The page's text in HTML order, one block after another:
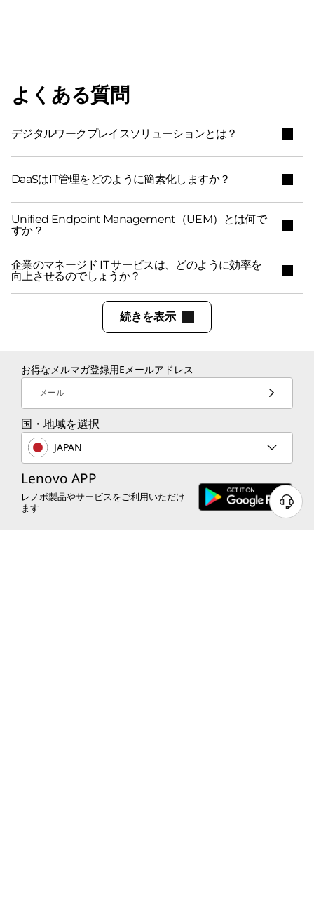
よくある質問
デジタルワークプレイスソリューションとは？
DaaSはIT管理をどのように簡素化しますか？
Unified Endpoint Management（UEM）とは何で
すか？
企業のマネージド IT サービスは、どのように効率を
向上させるのでしょうか？
続きを表示
お得なメルマガ登録用Eメールアドレス
メール
国・地域を選択
JAPAN
Lenovo APP
レノボ製品やサービスをご利用いただけ
ます